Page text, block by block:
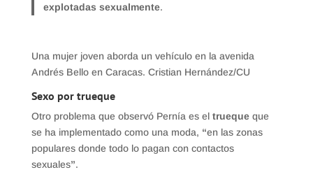
explotadas sexualmente.
Una mujer joven aborda un vehículo en la avenida
Andrés Bello en Caracas. Cristian Hernández/CU
Sexo por trueque
Otro problema que observó Pernía es eltruequeque
se ha implementado como una moda, “en las zonas
populares donde todo lo pagan con contactos
sexuales”.